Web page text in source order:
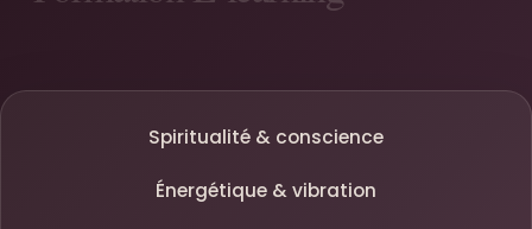
Spiritualité & conscience
Énergétique & vibration